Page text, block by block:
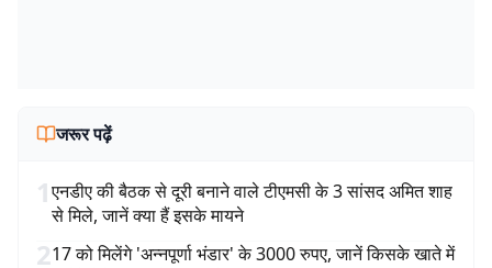
जरूर पढ़ें
1एनडीए की बैठक से दूरी बनाने वाले टीएमसी के 3 सांसद अमित शाह
से मिले, जानें क्या हैं इसके मायने
217 को मिलेंगे 'अन्नपूर्णा भंडार' के 3000 रुपए, जानें किसके खाते में